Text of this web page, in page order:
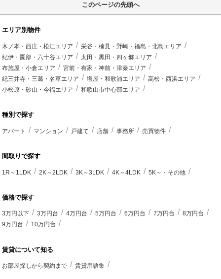
このページの先頭へ
エリア別物件
木ノ本・西庄・松江エリア
栄谷・楠見・野崎・福島・北島エリア
紀伊・園部・六十谷エリア
太田・黒田・四ヶ郷エリア
布施屋・小倉エリア
宮前・有家・神前・津秦エリア
紀三井寺・三葛・名草エリア
塩屋・和歌浦エリア
高松・西浜エリア
小松原・砂山・今福エリア
和歌山市中心部エリア
種別で探す
アパート マンション 戸建て 店舗 事務所 売買物件
間取りで探す
1R～1LDK 2K～2LDK 3K～3LDK 4K～4LDK 5K～・その他
価格で探す
3万円以下 3万円台 4万円台 5万円台 6万円台 7万円台
8万円台
9万円台
10万円台
賃貸について知る
お部屋探しから契約まで 賃貸用語集